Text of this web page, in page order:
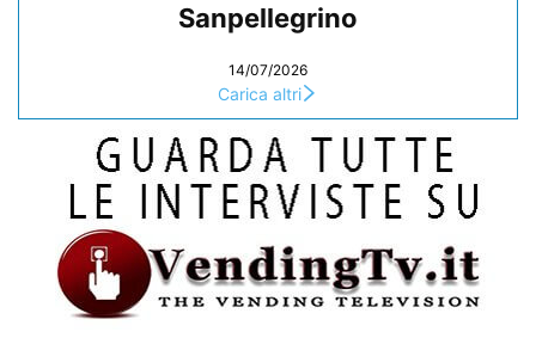
Sanpellegrino
14/07/2026
Carica altri